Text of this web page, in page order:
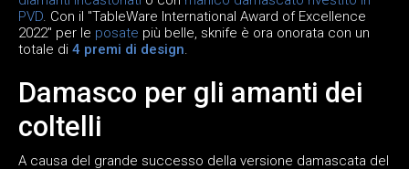
PVD. Con il "TableWare International Award of Excellence
2022" per le posate più belle, sknife è ora onorata con un
totale di 4 premi di design.
Damasco per gli amanti dei
coltelli
A causa del grande successo della versione damascata del